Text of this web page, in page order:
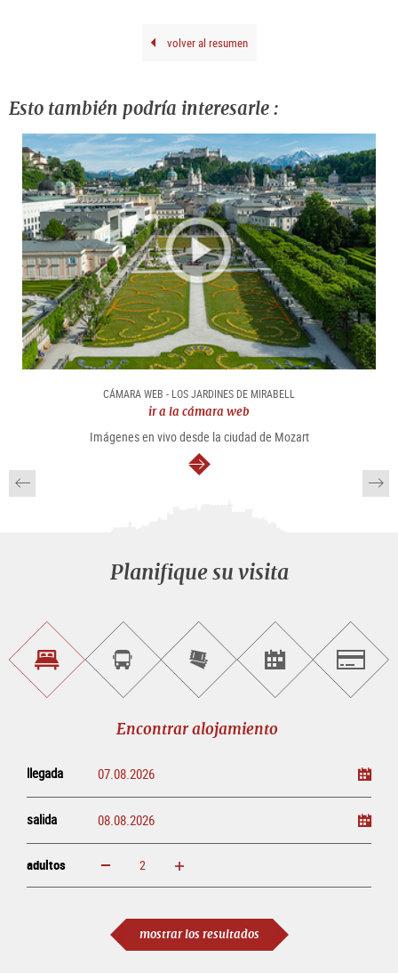
volver al resumen
Esto también podría interesarle :
CÁMARA WEB - LOS JARDINES DE MIRABELL
ir a la cámara web
Imágenes en vivo desde la ciudad de Mozart
continuar
Planifique su visita
Encontrar
alojamiento
Reservar
visitas
guiadas
Comprar
entradas
en
Encontrar<br>
eventos
Encontrar alojamiento
llegada
salida
adultos aumentar disminuir
mostrar los resultados